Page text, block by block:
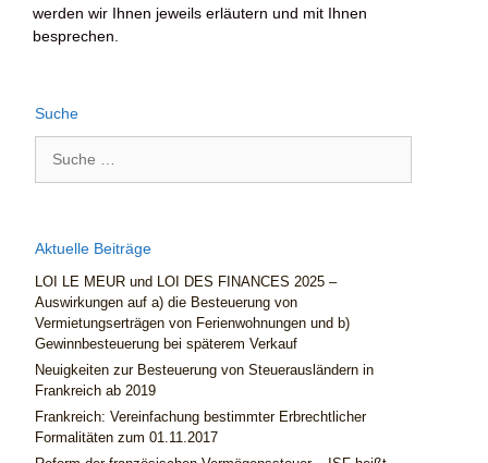
werden wir Ihnen jeweils erläutern und mit Ihnen
besprechen.
Suche
Aktuelle Beiträge
LOI LE MEUR und LOI DES FINANCES 2025 –
Auswirkungen auf a) die Besteuerung von
Vermietungserträgen von Ferienwohnungen und b)
Gewinnbesteuerung bei späterem Verkauf
Neuigkeiten zur Besteuerung von Steuerausländern in
Frankreich ab 2019
Frankreich: Vereinfachung bestimmter Erbrechtlicher
Formalitäten zum 01.11.2017